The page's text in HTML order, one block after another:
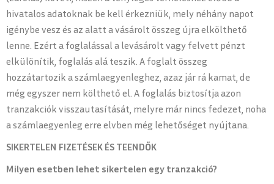
hivatalos adatoknak be kell érkezniük, mely néhány napot
igénybe vesz és az alatt a vásárolt összeg újra elkölthető
lenne. Ezért a foglalással a levásárolt vagy felvett pénzt
elkülönítik, foglalás alá teszik. A foglalt összeg
hozzátartozik a számlaegyenleghez, azaz jár rá kamat, de
még egyszer nem költhető el. A foglalás biztosítja azon
tranzakciók visszautasítását, melyre már nincs fedezet, noha
a számlaegyenleg erre elvben még lehetőséget nyújtana.
SIKERTELEN FIZETÉSEK ÉS TEENDŐK
Milyen esetben lehet sikertelen egy tranzakció?